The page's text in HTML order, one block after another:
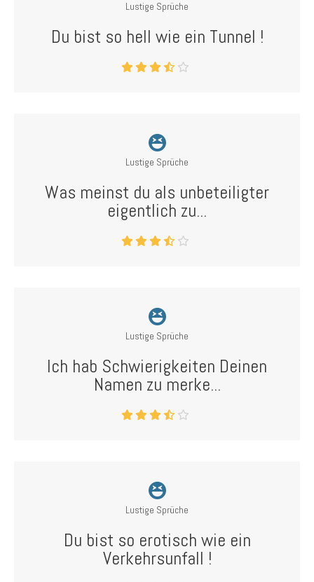
Lustige Sprüche
Du bist so hell wie ein Tunnel !
Lustige Sprüche
Was meinst du als unbeteiligter
eigentlich zu...
Lustige Sprüche
Ich hab Schwierigkeiten Deinen
Namen zu merke...
Lustige Sprüche
Du bist so erotisch wie ein
Verkehrsunfall !